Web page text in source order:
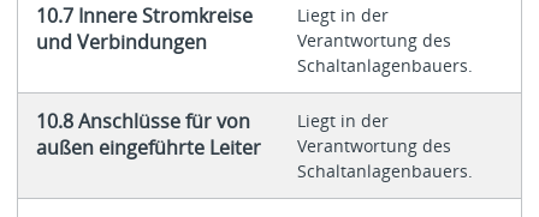
10.7 Innere Stromkreise
und Verbindungen
Liegt in der
Verantwortung des
Schaltanlagenbauers.
10.8 Anschlüsse für von
außen eingeführte Leiter
Liegt in der
Verantwortung des
Schaltanlagenbauers.